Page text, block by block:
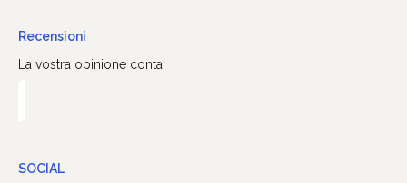
Recensioni
La vostra opinione conta
SOCIAL